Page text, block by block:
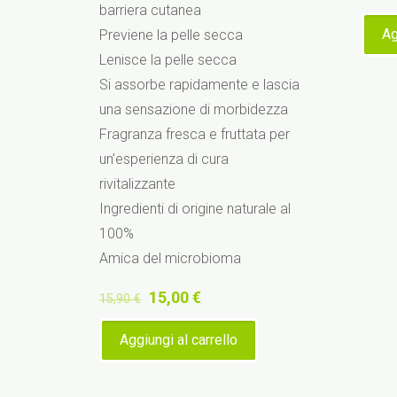
barriera cutanea
Previene la pelle secca
Lenisce la pelle secca
Si assorbe rapidamente e lascia
una sensazione di morbidezza
Fragranza fresca e fruttata per
un’esperienza di cura
rivitalizzante
Ingredienti di origine naturale al
100%
Amica del microbioma
15,90€ Il
prezzo
originale
15,00€Il
prezzo
attuale
Aggiungi al carrello